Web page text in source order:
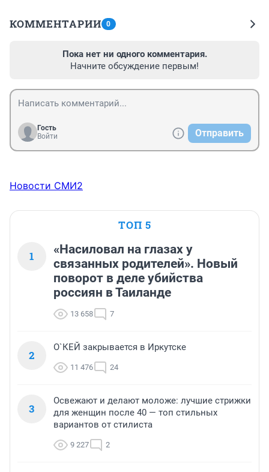
КОММЕНТАРИИ 0
Пока нет ни одного комментария.
Начните обсуждение первым!
Гость
Войти
Отправить
Новости СМИ2
ТОП 5
1
«Насиловал на глазах у
связанных родителей». Новый
поворот в деле убийства
россиян в Таиланде
13 658 7
2
О`КЕЙ закрывается в Иркутске
11 476 24
3
Освежают и делают моложе: лучшие стрижки
для женщин после 40 — топ стильных
вариантов от стилиста
9 227 2